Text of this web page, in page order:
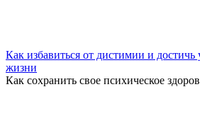
Как избавиться от дистимии и достичь
жизни
Как сохранить свое психическое